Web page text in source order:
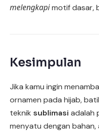
melengkapimotif dasar,
Kesimpulan
Jika kamu ingin
ornamen pada hijab,
teknik sublimasi adalah
menyatu dengan